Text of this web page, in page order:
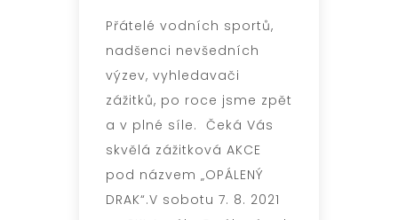
Přátelé vodních sportů,
nadšenci nevšedních
výzev, vyhledavači
zážitků, po roce jsme zpět
a v plné síle. Čeká Vás
skvělá zážitková AKCE
pod názvem „OPÁLENÝ
DRAK“.V sobotu 7. 8. 2021